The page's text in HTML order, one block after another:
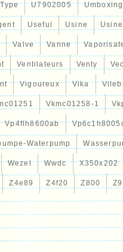
Type U7902005 Umboxing
Useful Usine
Valve Vanne
Ventilateurs Venty
Vigoureux Vika
Vkmc01258-1
Vp4flh8600ab
Waterpump
Wezel Wwdc X350x202
Z4e89 Z4f20 Z800